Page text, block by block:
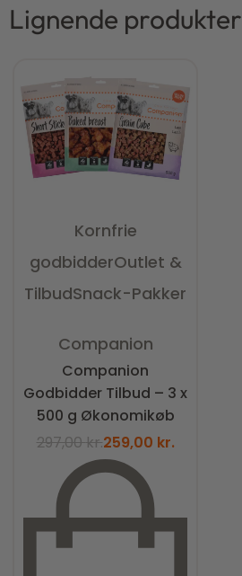
Lignende produkter
Kornfrie
godbidderOutlet &
TilbudSnack-Pakker
Companion
Companion
Godbidder Tilbud – 3 x
500 g Økonomikøb
297,00kr.259,00 kr.